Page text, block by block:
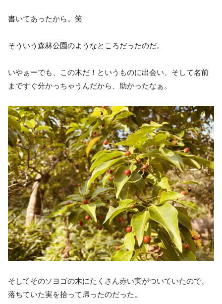
書いてあったから。笑
そういう森林公園のようなところだったのだ。
いやぁーでも、この木だ！というものに出会い、そして名前
まですぐ分かっちゃうんだから、助かったなぁ。
そしてそのソヨゴの木にたくさん赤い実がついていたので、
落ちていた実を拾って帰ったのだった。